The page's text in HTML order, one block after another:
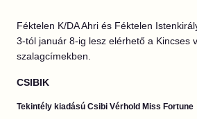
Féktelen K/DA Ahri és Féktelen
3-tól január 8-ig lesz elérhető a Kincses
szalagcímekben.
CSIBIK
Tekintély kiadású Csibi Vérhold Miss Fortune